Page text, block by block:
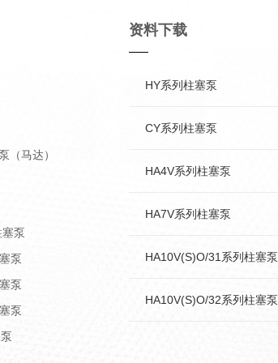
（马达）
泵
泵
泵
泵
资料下载
HY系列柱塞泵
CY系列柱塞泵
HA4V系列柱塞泵
HA7V系列柱塞泵
HA10V(S)O/31系列柱塞泵
HA10V(S)O/32系列柱塞泵